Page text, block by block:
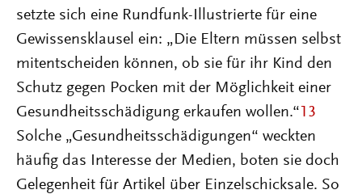
setzte sich eine Rundfunk-Illustrierte für eine
Gewissensklausel ein: „Die Eltern müssen selbst
mitentscheiden können, ob sie für ihr Kind den
Schutz gegen Pocken mit der Möglichkeit einer
Gesundheitsschädigung erkaufen wollen.“ 13
Solche „Gesundheitsschädigungen“ weckten
häufig das Interesse der Medien, boten sie doch
Gelegenheit für Artikel über Einzelschicksale. So